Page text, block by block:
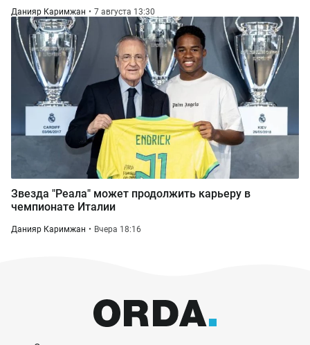
Данияр Каримжан 7 августа 13:30
Звезда "Реала" может продолжить карьеру в
чемпионате Италии
Данияр Каримжан Вчера 18:16